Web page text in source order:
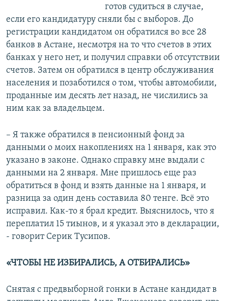
готов судиться в случае,
если его кандидатуру сняли бы с выборов. До
регистрации кандидатом он обратился во все 28
банков в Астане, несмотря на то что счетов в этих
банках у него нет, и получил справки об отсутствии
счетов. Затем он обратился в центр обслуживания
населения и позаботился о том, чтобы автомобили,
проданные им десять лет назад, не числились за
ним как за владельцем.
– ­Я также обратился в пенсионный фонд за
данными о моих накоплениях на 1 января, как это
указано в законе. Однако справку мне выдали с
данными на 2 января. Мне пришлось еще раз
обратиться в фонд и взять данные на 1 января, и
разница за один день составила 80 тенге. Всё это
исправил. Как-то я брал кредит. Выяснилось, что я
переплатил 15 тиынов, и я указал это в декларации,
- говорит Серик Тусипов.
«ЧТОБЫ НЕ ИЗБИРАЛИСЬ, А ОТБИРАЛИСЬ»
Снятая с предвыборной гонки в Астане кандидат в